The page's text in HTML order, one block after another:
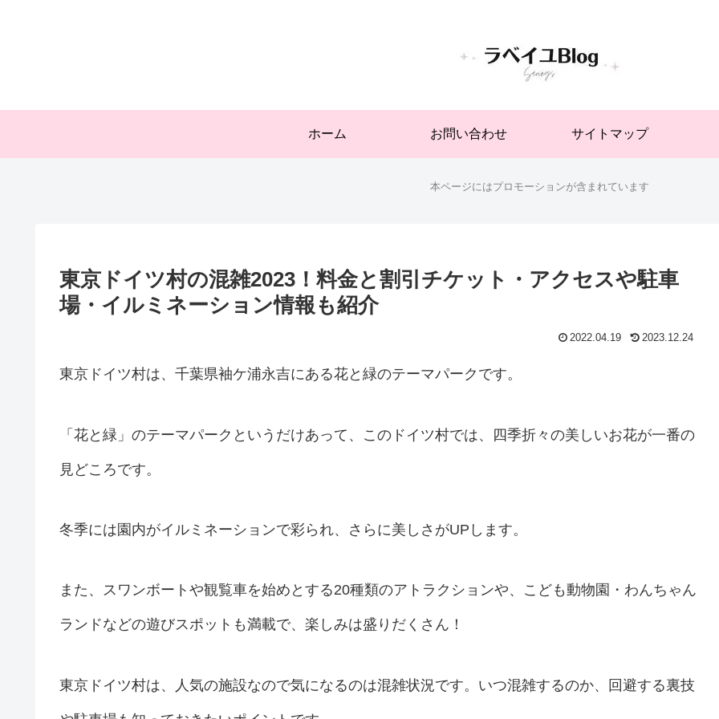
ホーム お問い合わせ サイトマップ
本ページにはプロモーションが含まれています
東京ドイツ村の混雑2023！料金と割引チケット・アクセスや駐車
場・イルミネーション情報も紹介
2022.04.19 2023.12.24
東京ドイツ村は、千葉県袖ケ浦永吉にある花と緑のテーマパークです。
「花と緑」のテーマパークというだけあって、このドイツ村では、四季折々の美しいお花が一番の
見どころです。
冬季には園内がイルミネーションで彩られ、さらに美しさがUPします。
また、スワンボートや観覧車を始めとする20種類のアトラクションや、こども動物園・わんちゃん
ランドなどの遊びスポットも満載で、楽しみは盛りだくさん！
東京ドイツ村は、人気の施設なので気になるのは混雑状況です。いつ混雑するのか、回避する裏技